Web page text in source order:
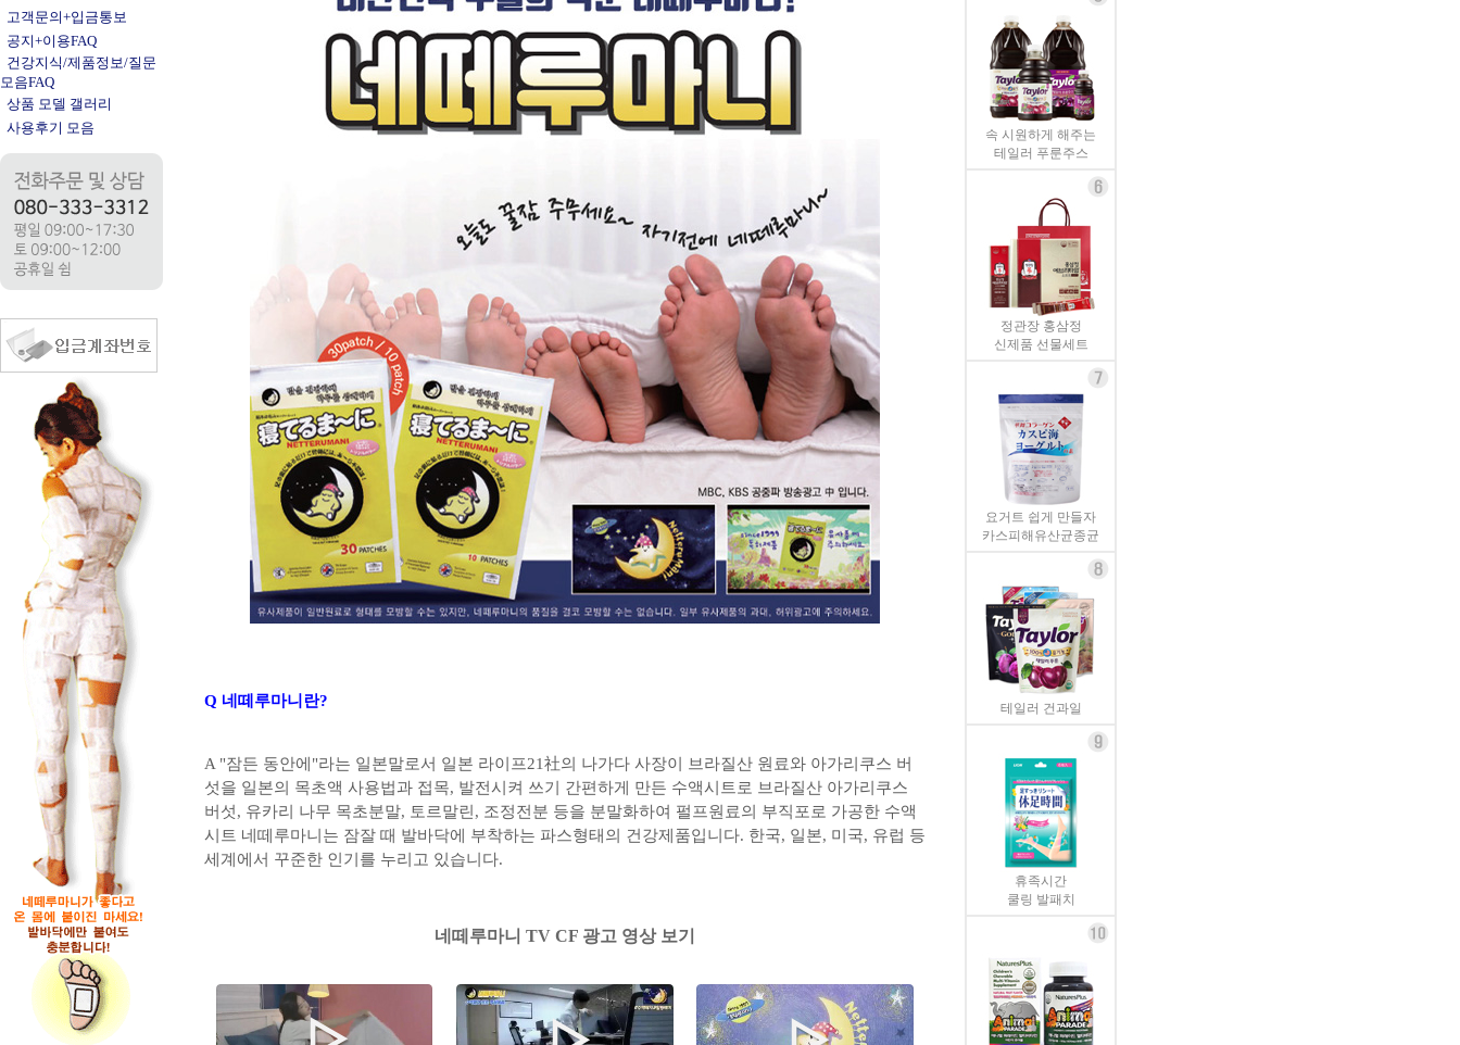
고객문의+입금통보
공지+이용FAQ
건강지식/제품정보/질문
모음FAQ
상품 모델 갤러리
사용후기 모음
Q 네떼루마니란?
A "잠든 동안에"라는 일본말로서 일본 라이프21社의 나가다 사장이 브라질산 원료와 아가리쿠스 버
섯을 일본의 목초액 사용법과 접목, 발전시켜 쓰기 간편하게 만든 수액시트로 브라질산 아가리쿠스
버섯, 유카리 나무 목초분말, 토르말린, 조정전분 등을 분말화하여 펄프원료의 부직포로 가공한 수액
시트 네떼루마니는 잠잘 때 발바닥에 부착하는 파스형태의 건강제품입니다. 한국, 일본, 미국, 유럽 등
세계에서 꾸준한 인기를 누리고 있습니다.
네떼루마니 TV CF 광고 영상 보기